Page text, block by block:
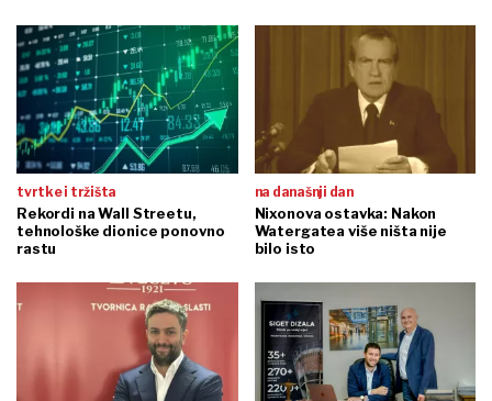
tvrtke i tržišta
Rekordi na Wall Streetu,
tehnološke dionice ponovno
rastu
na današnji dan
Nixonova ostavka: Nakon
Watergatea više ništa nije
bilo isto